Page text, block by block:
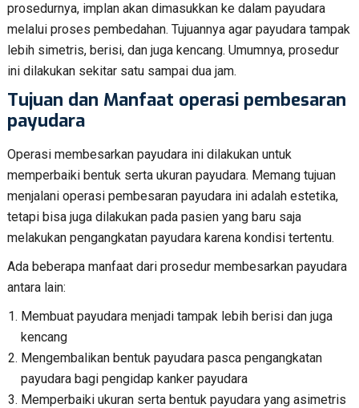
prosedurnya, implan akan dimasukkan ke dalam payudara
melalui proses pembedahan. Tujuannya agar payudara tampak
lebih simetris, berisi, dan juga kencang. Umumnya, prosedur
ini dilakukan sekitar satu sampai dua jam.
Tujuan dan Manfaat operasi pembesaran
payudara
Operasi membesarkan payudara ini dilakukan untuk
memperbaiki bentuk serta ukuran payudara. Memang tujuan
menjalani operasi pembesaran payudara ini adalah estetika,
tetapi bisa juga dilakukan pada pasien yang baru saja
melakukan pengangkatan payudara karena kondisi tertentu.
Ada beberapa manfaat dari prosedur membesarkan payudara
antara lain:
Membuat payudara menjadi tampak lebih berisi dan juga
kencang
Mengembalikan bentuk payudara pasca pengangkatan
payudara bagi pengidap kanker payudara
Memperbaiki ukuran serta bentuk payudara yang asimetris